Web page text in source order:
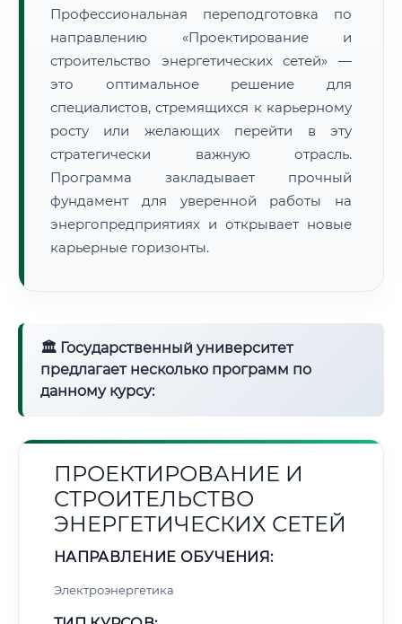
Профессиональная переподготовка по
направлению «Проектирование и
строительство энергетических сетей» —
это оптимальное решение для
специалистов, стремящихся к карьерному
росту или желающих перейти в эту
стратегически важную отрасль.
Программа закладывает прочный
фундамент для уверенной работы на
энергопредприятиях и открывает новые
карьерные горизонты.
🏛 Государственный университет
предлагает несколько программ по
данному курсу:
ПРОЕКТИРОВАНИЕ И
СТРОИТЕЛЬСТВО
ЭНЕРГЕТИЧЕСКИХ СЕТЕЙ
НАПРАВЛЕНИЕ ОБУЧЕНИЯ:
Электроэнергетика